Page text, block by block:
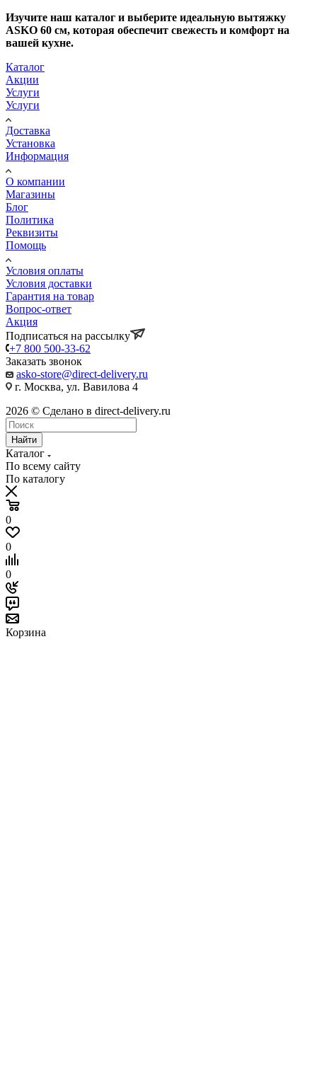
Изучите наш каталог и выберите идеальную вытяжку
ASKO 60 см, которая обеспечит свежесть и комфорт на
вашей кухне.
Каталог
Акции
Услуги
Услуги
Доставка
Установка
Информация
О компании
Магазины
Блог
Политика
Реквизиты
Помощь
Условия оплаты
Условия доставки
Гарантия на товар
Вопрос-ответ
Акция
Подписаться на рассылку
+7 800 500-33-62
Заказать звонок
asko-store@direct-delivery.ru
г. Москва, ул. Вавилова 4
2026 © Сделано в direct-delivery.ru
Найти
Каталог
По всему сайту
По каталогу
0
0
0
Корзина